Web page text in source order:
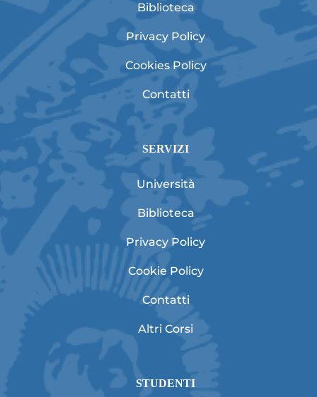
Biblioteca
Privacy Policy
Cookies Policy
Contatti
SERVIZI
Università
Biblioteca
Privacy Policy
Cookie Policy
Contatti
Altri Corsi
STUDENTI